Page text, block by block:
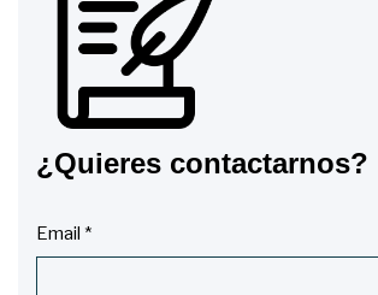
¿Quieres contactarnos?
Email *